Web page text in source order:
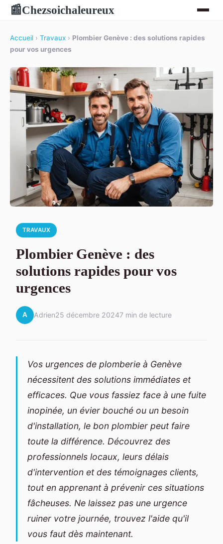
📰Chezsoichaleureux
Accueil › Travaux › Plombier Genève : des solutions rapides
pour vos urgences
TRAVAUX
Plombier Genève : des
solutions rapides pour vos
urgences
A Adrien25 décembre 20247 min de lecture
Vos urgences de plomberie à Genève
nécessitent des solutions immédiates et
efficaces. Que vous fassiez face à une fuite
inopinée, un évier bouché ou un besoin
d'installation, le bon plombier peut faire
toute la différence. Découvrez des
professionnels locaux, leurs délais
d'intervention et des témoignages clients,
tout en apprenant à prévenir ces situations
fâcheuses. Ne laissez pas une urgence
ruiner votre journée, trouvez l'aide qu'il
vous faut dès maintenant.